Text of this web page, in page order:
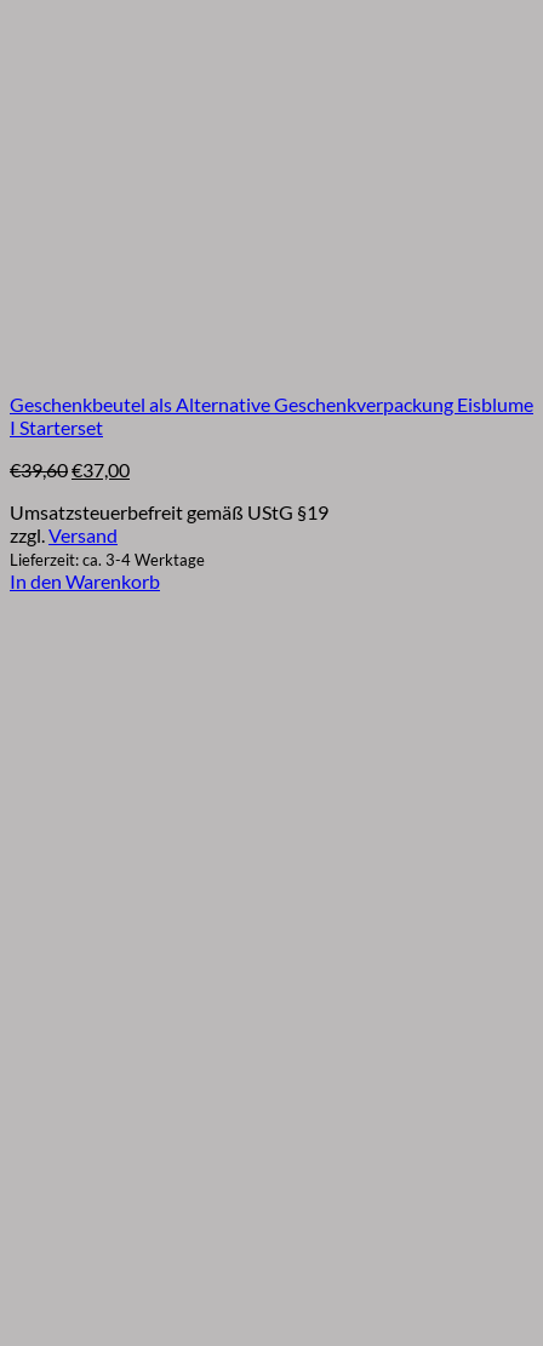
Geschenkbeutel als Alternative Geschenkverpackung Eisblume
I Starterset
€39,60Ursprünglicher
war:
€39,60
€37,00Aktueller
ist:
Umsatzsteuerbefreit gemäß UStG §19
zzgl.Versand
Lieferzeit: ca. 3-4 Werktage
In den Warenkorb